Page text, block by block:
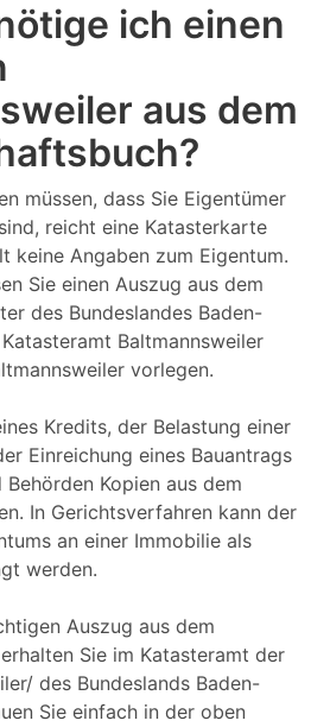
ich einen
aus dem
müssen, dass Sie Eigentümer
reicht eine Katasterkarte
keine Angaben zum Eigentum.
Sie einen Auszug aus dem
des Bundeslandes Baden-
Baltmannsweiler
vorlegen.
Kredits, der Belastung einer
Einreichung eines Bauantrags
Behörden Kopien aus dem
In Gerichtsverfahren kann der
an einer Immobilie als
werden.
Auszug aus dem
Sie im Katasteramt der
des Bundeslands Baden-
Sie einfach in der oben